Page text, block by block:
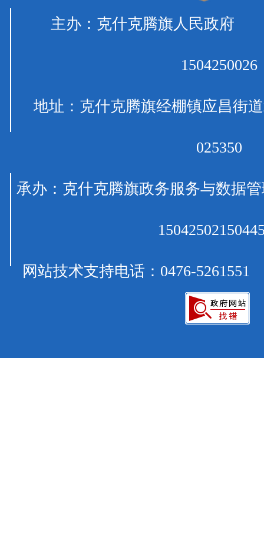
主办：克什克腾旗人民政府
1504250026
地址：克什克腾旗经棚镇应
025350
承办：克什克腾旗政务服务与数
网站技术支持电话：0476-